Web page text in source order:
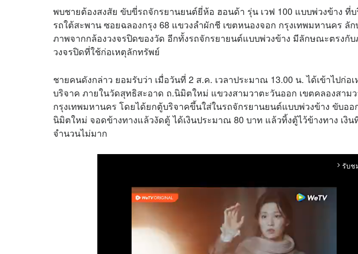
พบชายต้องสงสัย ขับขี่รถจักรยานยนต์ยี่ห้อ ฮอนด้า รุ่น เวฟ 100 แบบพ่วงข้าง ที่
รถใต้สะพาน ซอยฉลองกรุง 68 แขวงลำผักชี เขตหนองจอก กรุงเทพมหานคร ลั
ภาพจากกล้องวงจรปิดของวัด อีกทั้งรถจักรยายนต์แบบพ่วงข้าง มีลักษณะตรงกั
วงจรปิดที่ใช้ก่อเหตุลักทรัพย์
ชายคนดังกล่าว ยอมรับว่า เมื่อวันที่ 2 ส.ค. เวลาประมาณ 13.00 น. ได้เข้าไปก่อ
บริจาค ภายในวัดสุทธิสะอาด ถ.นิมิตใหม่ แขวงสามวาตะวันออก เขตคลองสาม
กรุงเทพมหานคร โดยได้ยกตู้บริจาคขึ้นใส่ในรถจักรยานยนต์แบบพ่วงข้าง ขับอ
นิมิตใหม่ จอดข้างทางแล้วงัดตู้ ได้เงินประมาณ 80 บาท แล้วทิ้งตู้ไว้ข้างทาง เงิ
จำนวนไม่มาก
arrow_forward_ios รับช